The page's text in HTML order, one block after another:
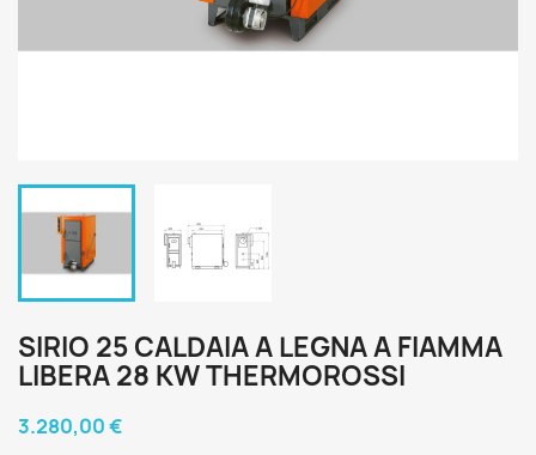
SIRIO 25 CALDAIA A LEGNA A FIAMMA
LIBERA 28 KW THERMOROSSI
3.280,00 €